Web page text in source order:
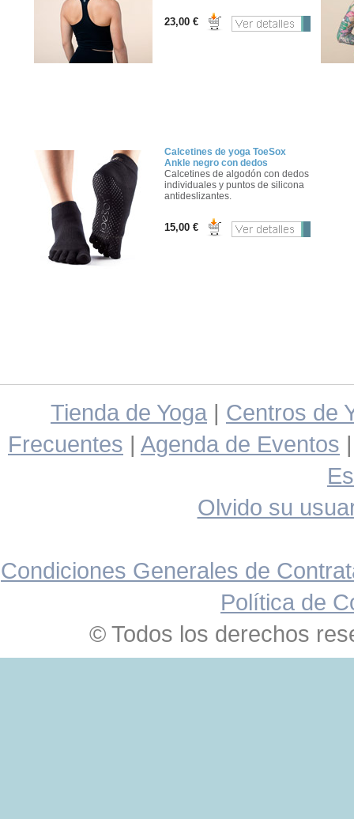
23,00 €
Calcetines de yoga ToeSox
Ankle negro con dedos
Calcetines de algodón con dedos
individuales y puntos de silicona
antideslizantes.
15,00 €
Tienda de Yoga | Centros de
Frecuentes | Agenda de Eventos
Olvido su
Condiciones Generales de
Política de
© Todos los derechos